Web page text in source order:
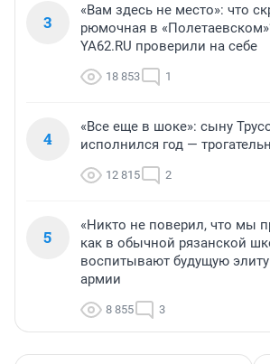
3
«Вам здесь не место»: что
рюмочная в
YA62.RU проверили на себе
18 853 1
4
«Все еще в шоке»: сыну
исполнился год —
12 815 2
5
«Никто не поверил, что мы
как в обычной рязанской
воспитывают будущую
армии
8 855 3